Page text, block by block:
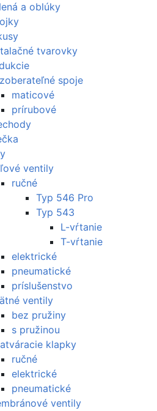
a oblúky
tvarovky
spoje
maticové
prírubové
ventily
ručné
Typ 546 Pro
Typ 543
L-vŕtanie
T-vŕtanie
elektrické
pneumatické
príslušenstvo
ventily
bez pružiny
s pružinou
klapky
ručné
elektrické
pneumatické
ventily